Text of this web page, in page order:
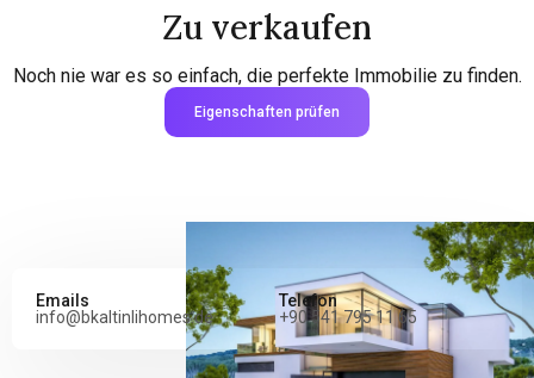
Zu verkaufen
Noch nie war es so einfach, die perfekte Immobilie zu finden.
Eigenschaften prüfen
Emails
info@bkaltinlihomes.de
Telefon
+90 541 795 11 65